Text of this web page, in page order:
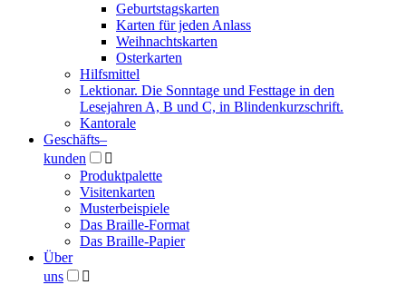
Geburtstagskarten
Karten für jeden Anlass
Weihnachtskarten
Osterkarten
Hilfsmittel
Lektionar. Die Sonntage und Festtage in den
Lesejahren A, B und C, in Blindenkurzschrift.
Kantorale
Geschäfts­–
kunden

Produktpalette
Visitenkarten
Musterbeispiele
Das Braille-Format
Das Braille-Papier
Über
uns
